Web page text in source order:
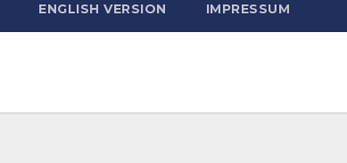
ENGLISH VERSION IMPRESSUM